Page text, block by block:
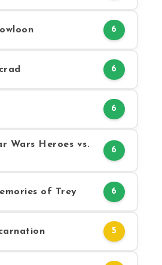
6
6
6
Wars Heroes vs.
6
of Trey 6
5